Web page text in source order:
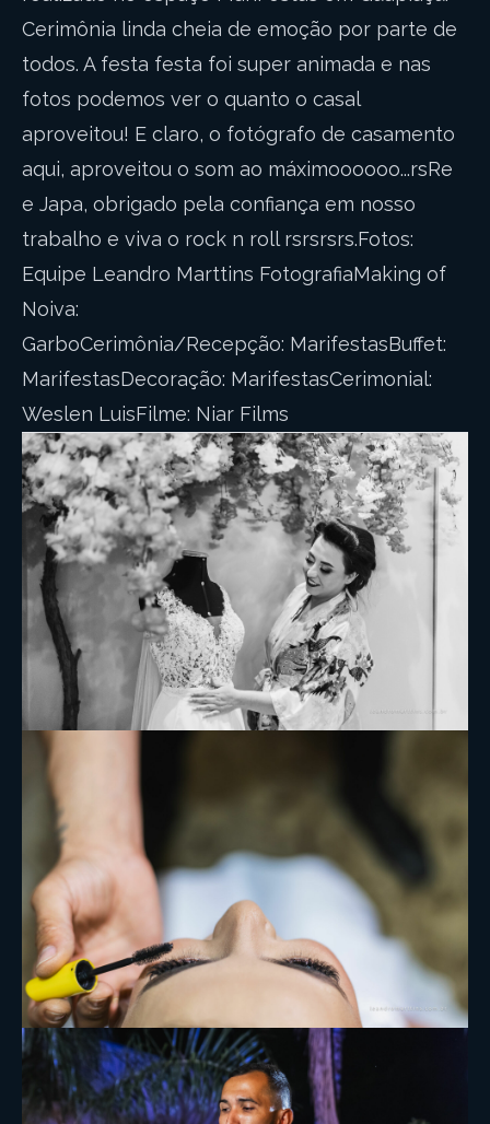
Cerimônia linda cheia de emoção por parte de
todos. A festa festa foi super animada e nas
fotos podemos ver o quanto o casal
aproveitou! E claro, o fotógrafo de casamento
aqui, aproveitou o som ao máximoooooo...rsRe
e Japa, obrigado pela confiança em nosso
trabalho e viva o rock n roll rsrsrsrs.Fotos:
Equipe Leandro Marttins FotografiaMaking of
Noiva:
GarboCerimônia/Recepção: MarifestasBuffet:
MarifestasDecoração: MarifestasCerimonial:
Weslen LuisFilme: Niar Films